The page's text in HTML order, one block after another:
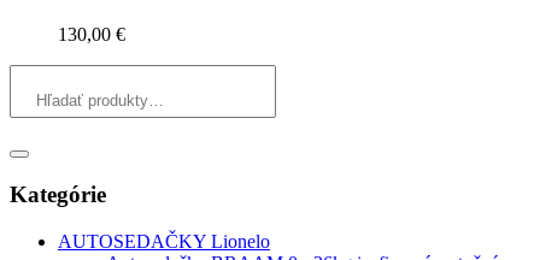
130,00 €
Kategórie
AUTOSEDAČKY Lionelo